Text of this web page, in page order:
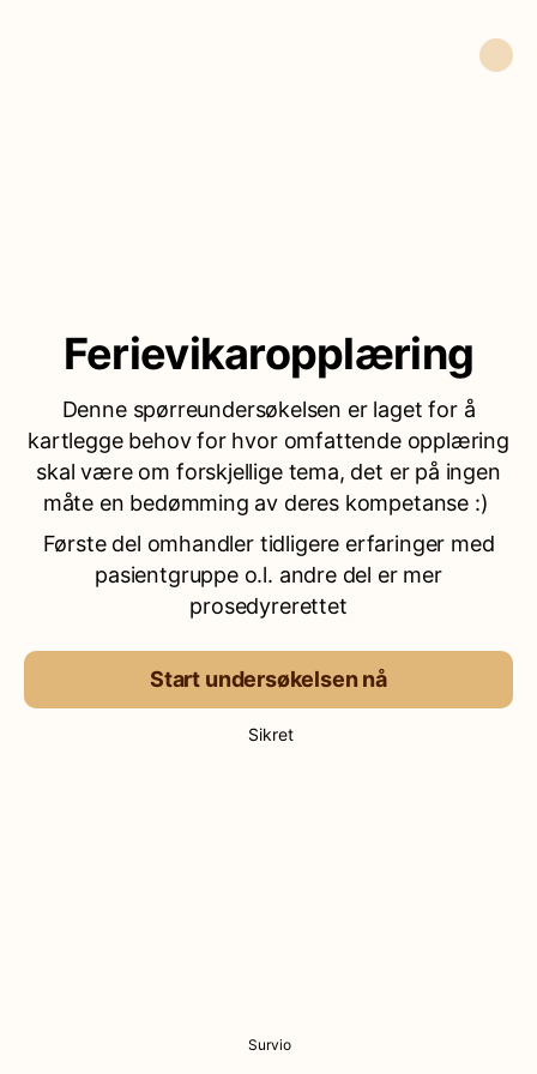
Ferievikaropplæring
Denne spørreundersøkelsen er laget for å
kartlegge behov for hvor omfattende opplæring
skal være om forskjellige tema, det er på ingen
måte en bedømming av deres kompetanse :)
Første del omhandler tidligere erfaringer med
pasientgruppe o.l. andre del er mer
prosedyrerettet
Start undersøkelsen nå
Sikret
Survio